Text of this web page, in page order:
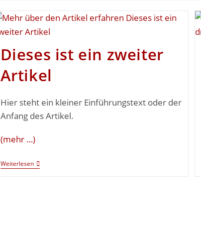
Dieses ist ein zweiter
Artikel
Hier steht ein kleiner Einführungstext oder der
Anfang des Artikel.
(mehr …)
Weiterlesen